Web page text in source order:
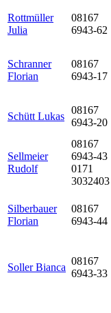
Rottmüller
Julia
08167
6943-62
Schranner
Florian
08167
6943-17
Schütt Lukas
08167
6943-20
Sellmeier
Rudolf
08167
6943-43
0171
3032403
Silberbauer
Florian
08167
6943-44
Soller Bianca
08167
6943-33